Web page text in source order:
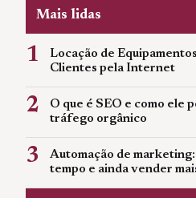
Mais lidas
1
Locação de
Clientes pela Internet
2
O que é SEO e como ele
tráfego orgânico
3
Automação de
tempo e ainda vender